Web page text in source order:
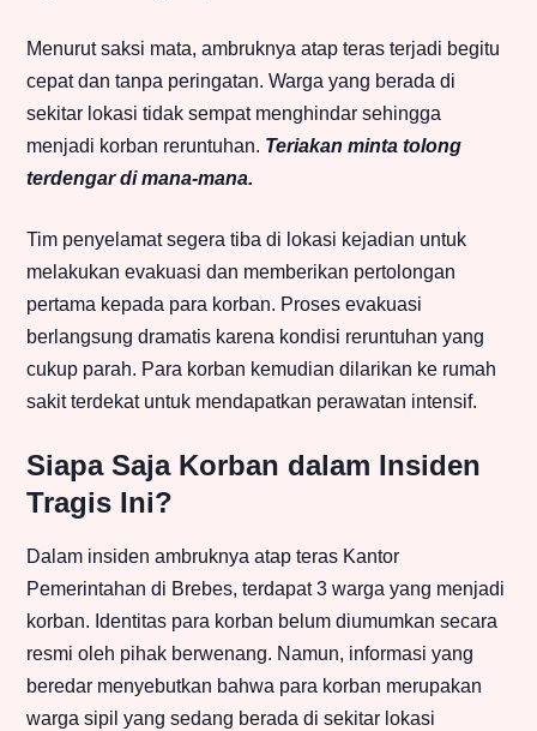
Menurut saksi mata, ambruknya atap teras terjadi begitu
cepat dan tanpa peringatan. Warga yang berada di
sekitar lokasi tidak sempat menghindar sehingga
menjadi korban reruntuhan. Teriakan minta tolong
terdengar di mana-mana.
Tim penyelamat segera tiba di lokasi kejadian untuk
melakukan evakuasi dan memberikan pertolongan
pertama kepada para korban. Proses evakuasi
berlangsung dramatis karena kondisi reruntuhan yang
cukup parah. Para korban kemudian dilarikan ke rumah
sakit terdekat untuk mendapatkan perawatan intensif.
Siapa Saja Korban dalam Insiden
Tragis Ini?
Dalam insiden ambruknya atap teras Kantor
Pemerintahan di Brebes, terdapat 3 warga yang menjadi
korban. Identitas para korban belum diumumkan secara
resmi oleh pihak berwenang. Namun, informasi yang
beredar menyebutkan bahwa para korban merupakan
warga sipil yang sedang berada di sekitar lokasi